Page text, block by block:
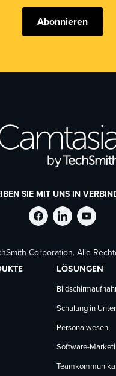
Abonnieren
SIE MIT UNS IN
TechSmith
auf
folgen
auf
folgen
auf
Corporation. Alle
LÖSUNGEN
Schulung in
Personalwesen
Software-